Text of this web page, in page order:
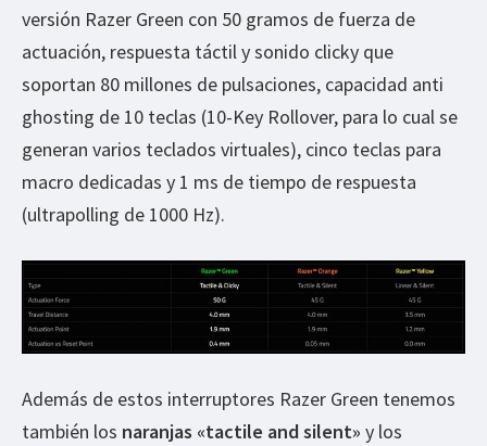
versión Razer Green con 50 gramos de fuerza de
actuación, respuesta táctil y sonido clicky que
soportan 80 millones de pulsaciones, capacidad anti
ghosting de 10 teclas (10-Key Rollover, para lo cual se
generan varios teclados virtuales), cinco teclas para
macro dedicadas y 1 ms de tiempo de respuesta
(ultrapolling de 1000 Hz).
Además de estos interruptores Razer Green tenemos
también los naranjas «tactile and silent» y los